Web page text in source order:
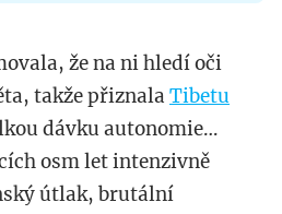
že na ni hledí oči
takže přiznala Tibetu
dávku autonomie…
osm let intenzivně
útlak, brutální